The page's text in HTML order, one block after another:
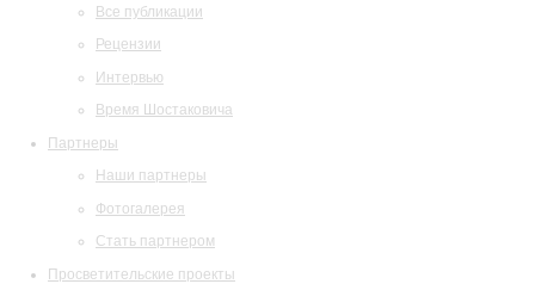
Все публикации
Рецензии
Интервью
Время Шостаковича
Партнеры
Наши партнеры
Фотогалерея
Стать партнером
Просветительские проекты